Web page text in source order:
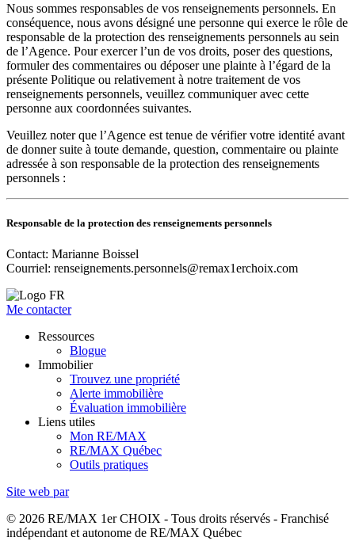
Nous sommes responsables de vos renseignements personnels. En
conséquence, nous avons désigné une personne qui exerce le rôle de
responsable de la protection des renseignements personnels au sein
de l’Agence. Pour exercer l’un de vos droits, poser des questions,
formuler des commentaires ou déposer une plainte à l’égard de la
présente Politique ou relativement à notre traitement de vos
renseignements personnels, veuillez communiquer avec cette
personne aux coordonnées suivantes.
Veuillez noter que l’Agence est tenue de vérifier votre identité avant
de donner suite à toute demande, question, commentaire ou plainte
adressée à son responsable de la protection des renseignements
personnels :
Responsable de la protection des renseignements personnels
Contact: Marianne Boissel
Courriel: renseignements.personnels@remax1erchoix.com
Me contacter
Ressources
Blogue
Immobilier
Trouvez une propriété
Alerte immobilière
Évaluation immobilière
Liens utiles
Mon RE/MAX
RE/MAX Québec
Outils pratiques
Site web par
© 2026 RE/MAX 1er CHOIX - Tous droits réservés - Franchisé
indépendant et autonome de RE/MAX Québec